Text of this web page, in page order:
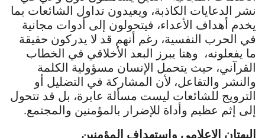
نشر الدعايات الكاذبة، ويعيدون تداول الشائعات بما
يخدم أهداف الأعداء، فيتحولون إلى أدوات مجانية
في الحرب النفسية، رغم أنهم قد لا يدركون حقيقة
ما يفعلونه، وهنا يبرز البعد الأخلاقي في الخطاب
القرآني، حيث يتحمل الإنسان مسؤولية الكلمة
والنشر والتفاعل، لأن المشاركة في التضليل أو
الترويج للشائعات ليست مسألة عابرة، بل قد تتحول
إلى إثم عظيم وأداة للإضرار بالمؤمنين والمجتمع.
البهتان الإعلامي واستهداف المؤمنين